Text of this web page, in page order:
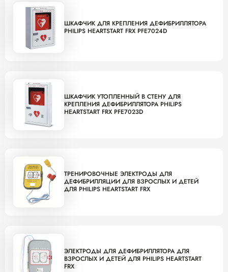
ШКАФЧИК ДЛЯ КРЕПЛЕНИЯ ДЕФИБРИЛЛЯТОРА
PHILIPS HEARTSTART FRX PFE7024D
ШКАФЧИК УТОПЛЕННЫЙ В СТЕНУ ДЛЯ
КРЕПЛЕНИЯ ДЕФИБРИЛЛЯТОРА PHILIPS
HEARTSTART FRX PFE7023D
ТРЕНИРОВОЧНЫЕ ЭЛЕКТРОДЫ ДЛЯ
ДЕФИБРИЛЛЯЦИИ ДЛЯ ВЗРОСЛЫХ И ДЕТЕЙ
ДЛЯ PHILIPS HEARTSTART FRX
ЭЛЕКТРОДЫ ДЛЯ ДЕФИБРИЛЛЯТОРА ДЛЯ
ВЗРОСЛЫХ И ДЕТЕЙ ДЛЯ PHILIPS HEARTSTART
FRX